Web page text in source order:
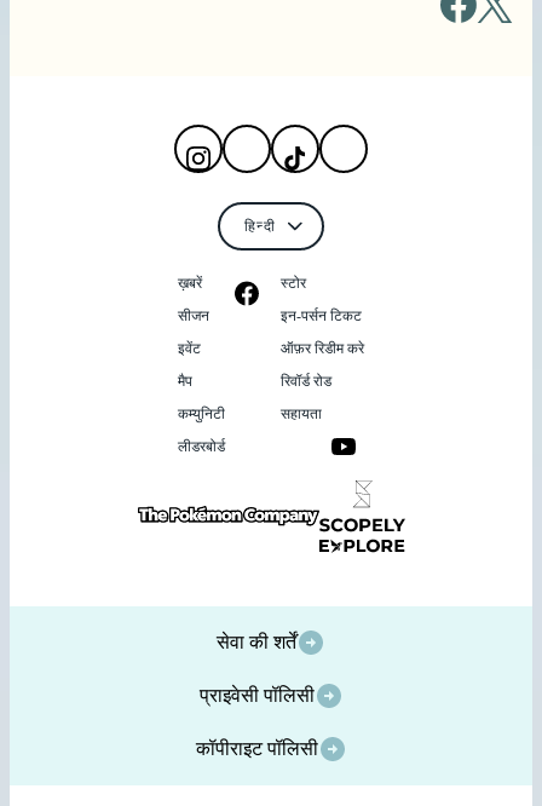
ख़बरें
सीजन
इवेंट
मैप
कम्युनिटी
लीडरबोर्ड
स्टोर
इन-पर्सन टिकट
ऑफ़र रिडीम करे
रिवॉर्ड रोड
सहायता
सेवा की शर्तें
प्राइवेसी पॉलिसी
कॉपीराइट पॉलिसी